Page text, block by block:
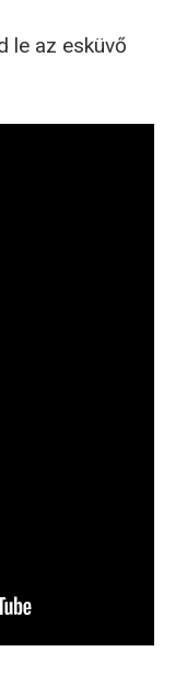
le az esküvő